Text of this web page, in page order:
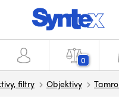
0
filtry Objektivy